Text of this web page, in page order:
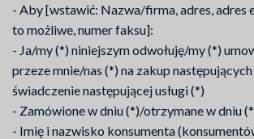
- Aby [wstawić: Nazwa/firma, adres, adres
to możliwe, numer faksu]:
- Ja/my (*) niniejszym odwołuję/my (*)
przeze mnie/nas (*) na zakup
świadczenie następującej usługi (*)
- Zamówione w dniu (*)/otrzymane w dniu
- Imię i nazwisko konsumenta